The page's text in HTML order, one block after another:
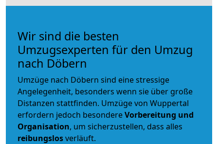
Wir sind die besten
Umzugsexperten für den Umzug
nach Döbern
Umzüge nach Döbern sind eine stressige
Angelegenheit, besonders wenn sie über große
Distanzen stattfinden. Umzüge von Wuppertal
erfordern jedoch besondereVorbereitung und
Organisation, um sicherzustellen, dass alles
reibungslosverläuft.